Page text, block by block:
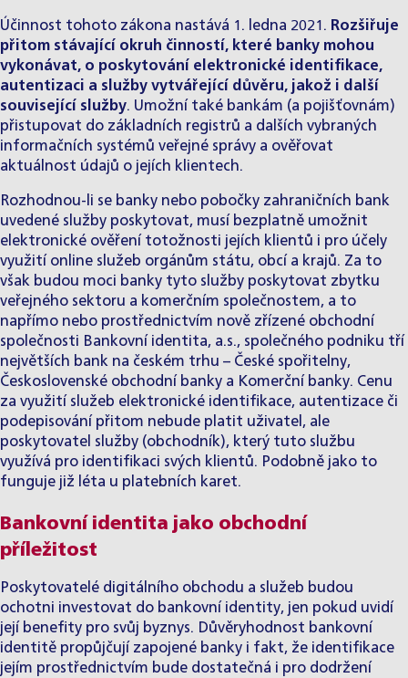
Účinnost tohoto zákona nastává 1. ledna 2021. Rozšiřuje
přitom stávající okruh činností, které banky mohou
vykonávat, o poskytování elektronické identifikace,
autentizaci a služby vytvářející důvěru, jakož i další
související služby. Umožní také bankám (a pojišťovnám)
přistupovat do základních registrů a dalších vybraných
informačních systémů veřejné správy a ověřovat
aktuálnost údajů o jejích klientech.
Rozhodnou-li se banky nebo pobočky zahraničních bank
uvedené služby poskytovat, musí bezplatně umožnit
elektronické ověření totožnosti jejích klientů i pro účely
využití online služeb orgánům státu, obcí a krajů. Za to
však budou moci banky tyto služby poskytovat zbytku
veřejného sektoru a komerčním společnostem, a to
napřímo nebo prostřednictvím nově zřízené obchodní
společnosti Bankovní identita, a.s., společného podniku tří
největších bank na českém trhu – České spořitelny,
Československé obchodní banky a Komerční banky. Cenu
za využití služeb elektronické identifikace, autentizace či
podepisování přitom nebude platit uživatel, ale
poskytovatel služby (obchodník), který tuto službu
využívá pro identifikaci svých klientů. Podobně jako to
funguje již léta u platebních karet.
Bankovní identita jako obchodní
příležitost
Poskytovatelé digitálního obchodu a služeb budou
ochotni investovat do bankovní identity, jen pokud uvidí
její benefity pro svůj byznys. Důvěryhodnost bankovní
identitě propůjčují zapojené banky i fakt, že identifikace
jejím prostřednictvím bude dostatečná i pro dodržení